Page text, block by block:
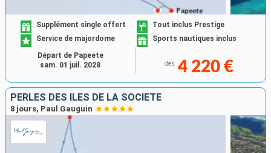
Supplément single offert
Tout inclus Prestige
Service de majordome
Sports nautiques inclus
dès 4 220 €
Départ de Papeete
sam. 01 juil. 2028
PERLES DES ÎLES DE LA SOCIÉTÉ
8 jours, Paul Gauguin